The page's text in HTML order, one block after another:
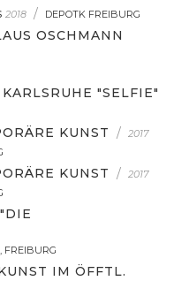
2018 / DEPOTK FREIBURG
OSCHMANN
"SELFIE"
KUNST / 2017
KUNST / 2017
FREIBURG
IM ÖFFTL.